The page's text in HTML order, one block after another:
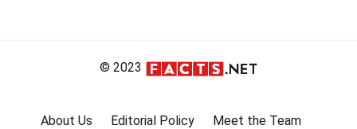
© 2023
About Us Editorial Policy
Meet the Team